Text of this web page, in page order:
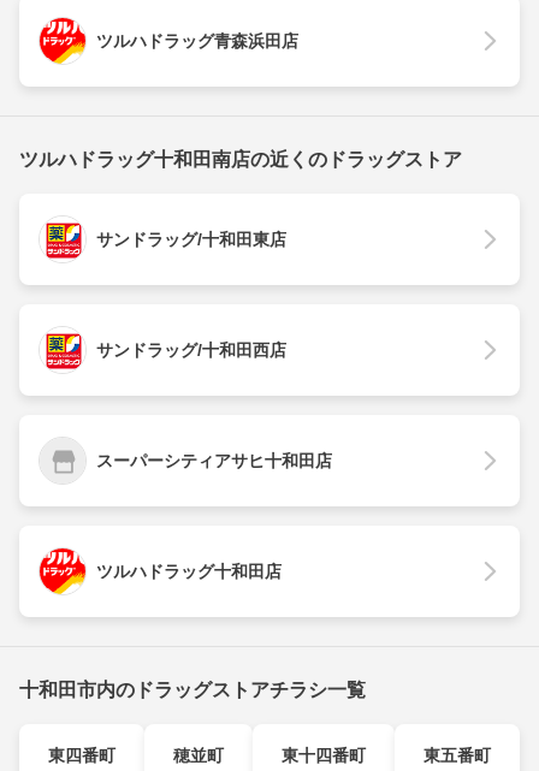
ツルハドラッグ青森浜田店
ツルハドラッグ十和田南店の近くのドラッグストア
サンドラッグ/十和田東店
サンドラッグ/十和田西店
スーパーシティアサヒ十和田店
ツルハドラッグ十和田店
十和田市内のドラッグストアチラシ一覧
東四番町 穂並町 東十四番町 東五番町